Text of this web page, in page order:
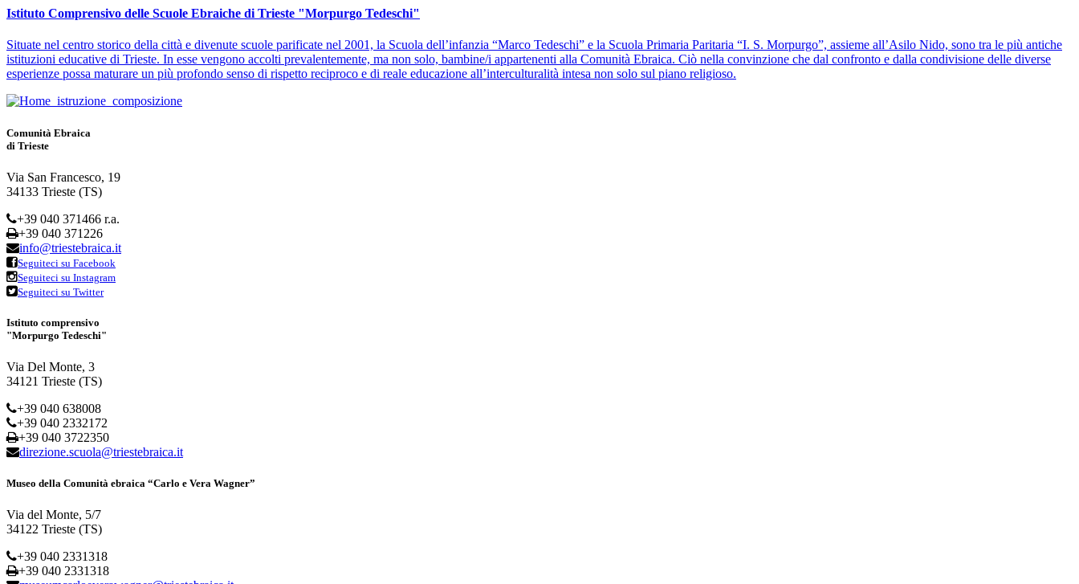
Istituto Comprensivo delle Scuole Ebraiche di Trieste "Morpurgo Tedeschi"
Situate nel centro storico della città e divenute scuole parificate nel 2001, la Scuola dell’infanzia “Marco Tedeschi” e la Scuola Primaria Paritaria “I. S. Morpurgo”, assieme all’Asilo Nido, sono tra le più antiche
istituzioni educative di Trieste. In esse vengono accolti prevalentemente, ma non solo, bambine/i appartenenti alla Comunità Ebraica. Ciò nella convinzione che dal confronto e dalla condivisione delle diverse
esperienze possa maturare un più profondo senso di rispetto reciproco e di reale educazione all’interculturalità intesa non solo sul piano religioso.
Comunità Ebraica
di Trieste
Via San Francesco, 19
34133 Trieste (TS)
+39 040 371466 r.a.
+39 040 371226
info@triestebraica.it
Seguiteci su Facebook
Seguiteci su Instagram
Seguiteci su Twitter
Istituto comprensivo
"Morpurgo Tedeschi"
Via Del Monte, 3
34121 Trieste (TS)
+39 040 638008
+39 040 2332172
+39 040 3722350
direzione.scuola@triestebraica.it
Museo della Comunità ebraica “Carlo e Vera Wagner”
Via del Monte, 5/7
34122 Trieste (TS)
+39 040 2331318
+39 040 2331318